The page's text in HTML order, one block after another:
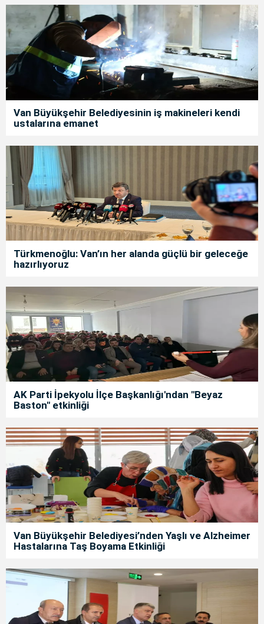
Van Büyükşehir Belediyesinin iş makineleri kendi
ustalarına emanet
Türkmenoğlu: Van’ın her alanda güçlü bir geleceğe
hazırlıyoruz
AK Parti İpekyolu İlçe Başkanlığı'ndan "Beyaz
Baston" etkinliği
Van Büyükşehir Belediyesi’nden Yaşlı ve Alzheimer
Hastalarına Taş Boyama Etkinliği